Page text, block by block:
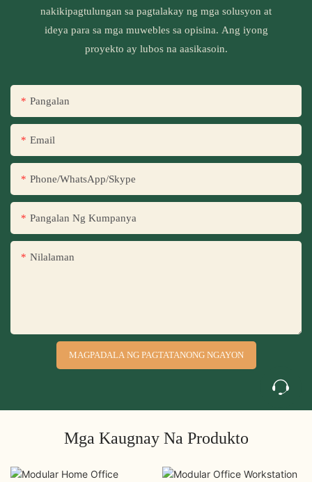
nakikipagtulungan sa pagtalakay ng mga solusyon at
ideya para sa mga muwebles sa opisina. Ang iyong
proyekto ay lubos na aasikasoin.
Pangalan
Email
Phone/WhatsApp/Skype
Pangalan Ng Kumpanya
Nilalaman
MAGPADALA NG PAGTATANONG NGAYON
Mga Kaugnay Na Produkto